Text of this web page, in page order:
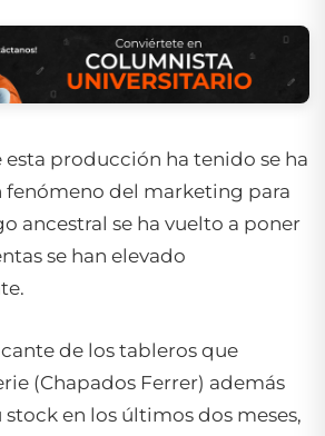
esta producción ha tenido se ha
fenómeno del marketing para
ancestral se ha vuelto a poner
se han elevado
de los tableros que
(Chapados Ferrer) además
stock en los últimos dos meses,